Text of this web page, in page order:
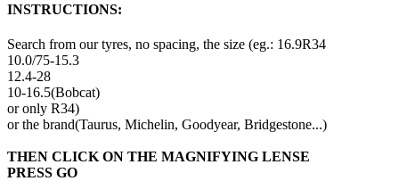
INSTRUCTIONS:
Search from our tyres, no spacing, the size (eg.: 16.9R34
10.0/75-15.3
12.4-28
10-16.5(Bobcat)
or only R34)
or the brand(Taurus, Michelin, Goodyear, Bridgestone...)
THEN CLICK ON THE MAGNIFYING LENSE
PRESS GO